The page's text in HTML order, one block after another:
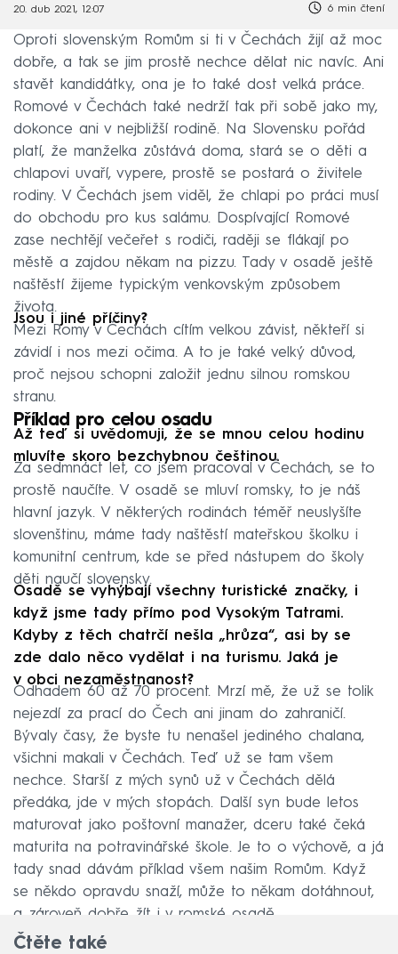
20. dub 2021, 12:07 6 min čtení
Oproti slovenským Romům si ti v Čechách žijí až moc
dobře, a tak se jim prostě nechce dělat nic navíc. Ani
stavět kandidátky, ona je to také dost velká práce.
Romové v Čechách také nedrží tak při sobě jako my,
dokonce ani v nejbližší rodině. Na Slovensku pořád
platí, že manželka zůstává doma, stará se o děti a
chlapovi uvaří, vypere, prostě se postará o živitele
rodiny. V Čechách jsem viděl, že chlapi po práci musí
do obchodu pro kus salámu. Dospívající Romové
zase nechtějí večeřet s rodiči, raději se flákají po
městě a zajdou někam na pizzu. Tady v osadě ještě
naštěstí žijeme typickým venkovským způsobem
života.
Jsou i jiné příčiny?
Mezi Romy v Čechách cítím velkou závist, někteří si
závidí i nos mezi očima. A to je také velký důvod,
proč nejsou schopni založit jednu silnou romskou
stranu.
Příklad pro celou osadu
Až teď si uvědomuji, že se mnou celou hodinu
mluvíte skoro bezchybnou češtinou.
Za sedmnáct let, co jsem pracoval v Čechách, se to
prostě naučíte. V osadě se mluví romsky, to je náš
hlavní jazyk. V některých rodinách téměř neuslyšíte
slovenštinu, máme tady naštěstí mateřskou školku i
komunitní centrum, kde se před nástupem do školy
děti naučí slovensky.
Osadě se vyhýbají všechny turistické značky, i
když jsme tady přímo pod Vysokým Tatrami.
Kdyby z těch chatrčí nešla „hrůza“, asi by se
zde dalo něco vydělat i na turismu. Jaká je
v obci nezaměstnanost?
Odhadem 60 až 70 procent. Mrzí mě, že už se tolik
nejezdí za prací do Čech ani jinam do zahraničí.
Bývaly časy, že byste tu nenašel jediného chalana,
všichni makali v Čechách. Teď už se tam všem
nechce. Starší z mých synů už v Čechách dělá
předáka, jde v mých stopách. Další syn bude letos
maturovat jako poštovní manažer, dceru také čeká
maturita na potravinářské škole. Je to o výchově, a já
tady snad dávám příklad všem našim Romům. Když
se někdo opravdu snaží, může to někam dotáhnout,
a zároveň dobře žít i v romské osadě.
Čtěte také